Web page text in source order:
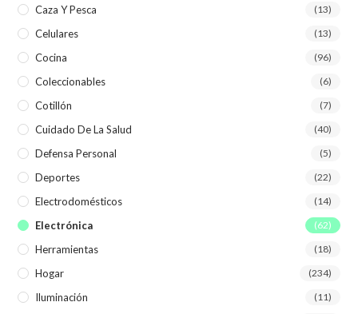
Caza Y Pesca (13)
Celulares (13)
Cocina (96)
Coleccionables (6)
Cotillón (7)
Cuidado De La Salud (40)
Defensa Personal (5)
Deportes (22)
Electrodomésticos (14)
Electrónica (62)
Herramientas (18)
Hogar (234)
Iluminación (11)